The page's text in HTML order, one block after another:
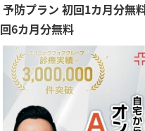
防プラン 初回1カ月分無
6カ月分無料